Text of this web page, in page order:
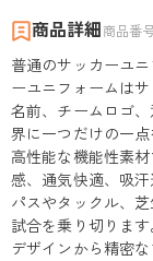
商品詳細 商品番
普通のサッカーユ
ーユニフォームは
名前、チームロゴ
界に一つだけの一点
高性能な機能性素
感、通気快適、吸汗
パスやタックル、
試合を乗り切ります
デザインから精密